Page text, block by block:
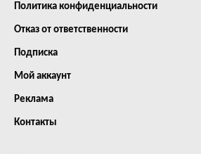
Политика конфиденциальности
Отказ от ответственности
Подписка
Мой аккаунт
Реклама
Контакты